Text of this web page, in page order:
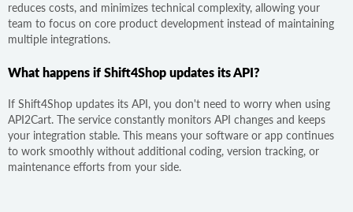
reduces costs, and minimizes technical complexity, allowing your
team to focus on core product development instead of maintaining
multiple integrations.
What happens if Shift4Shop updates its API?
If Shift4Shop updates its API, you don't need to worry when using
API2Cart. The service constantly monitors API changes and keeps
your integration stable. This means your software or app continues
to work smoothly without additional coding, version tracking, or
maintenance efforts from your side.